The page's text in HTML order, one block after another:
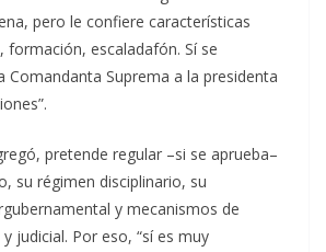
pero le confiere características
formación, escaladafón. Sí se
Comandanta Suprema a la presidenta
pretende regular –si se aprueba–
su régimen disciplinario, su
y mecanismos de
judicial. Por eso, “sí es muy